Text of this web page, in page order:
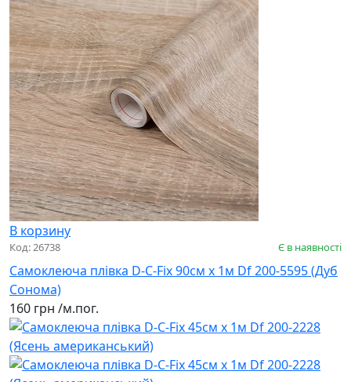
В корзину
Код: 26738 Є в наявності
Самоклеюча плівка D-C-Fix 90см х 1м Df 200-5595 (Дуб
Сонома)
160 грн /м.пог.